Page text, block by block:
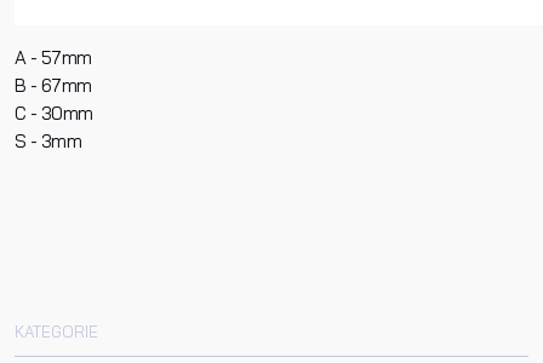
KATEGORIE
A - 57mm
B - 67mm
C - 30mm
S - 3mm